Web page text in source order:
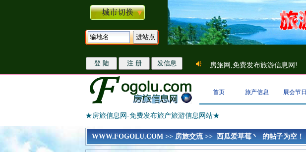
房旅网,免费发布旅游信息网!
首页 旅产信息 展会节日
★房旅信息网-免费发布旅产旅游信息网站★
WWW.FOGOLU.COM >> 房旅交流>> 西瓜爱草莓丶 的帖子为空！